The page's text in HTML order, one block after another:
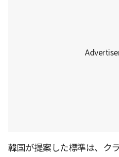
韓国が提案した標準は、ク